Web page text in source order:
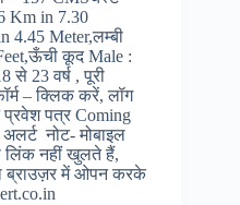
Km in 7.30
4.45 Meter,लम्बी
कूद Male :
से 23 वर्ष , पूरी
– क्लिक करें, लॉग
पत्र Coming
नोट- मोबाइल
लिंक नहीं खुलते हैं,
ब्राउज़र में ओपन करके